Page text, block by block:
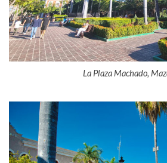
La Plaza Machado,